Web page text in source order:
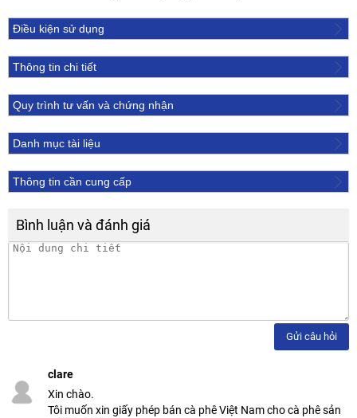
Điều kiện sử dụng
Thông tin chi tiết
Quy trình tư vấn và chứng nhận
Danh mục tài liệu
Thông tin cần cung cấp
Bình luận và đánh giá
Gửi câu hỏi
clare
Xin chào.
Tôi muốn xin giấy phép bán cà phê Việt Nam cho cà phê sản